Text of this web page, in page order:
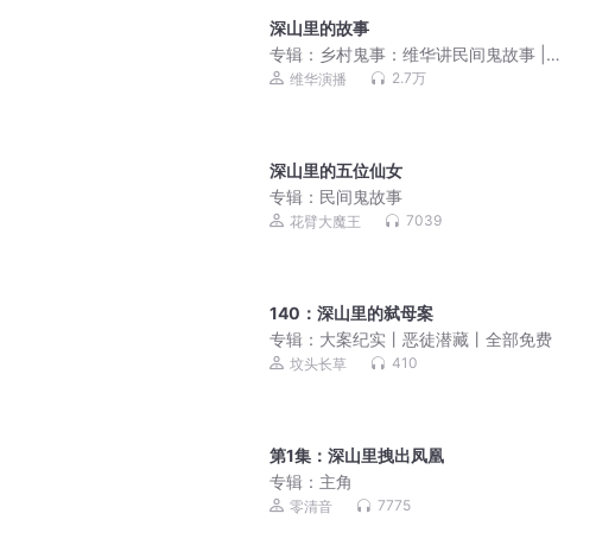
深山里的故事
专辑： 乡村鬼事：维华讲民间鬼故事 |
恐怖故事
维华演播 2.7万
深山里的五位仙女
专辑： 民间鬼故事
花臂大魔王 7039
140：深山里的弑母案
专辑： 大案纪实丨恶徒潜藏丨全部免费
坟头长草 410
第1集：深山里拽出凤凰
专辑： 主角
零清音 7775